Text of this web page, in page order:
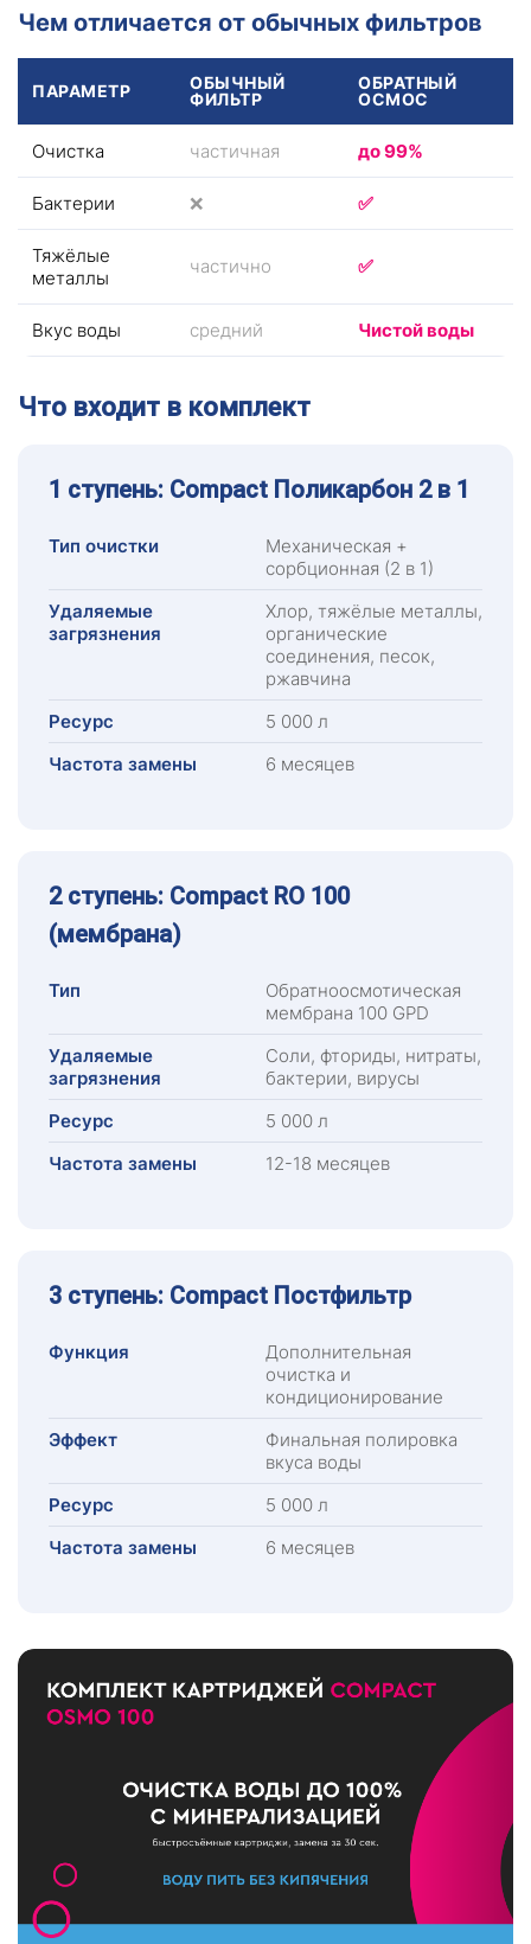
Чем отличается от обычных фильтров
ПАРАМЕТР
ОБЫЧНЫЙ
ФИЛЬТР
ОБРАТНЫЙ
ОСМОС
Очистка частичная до 99%
Бактерии ❌ ✅
Тяжёлые
металлы
частично ✅
Вкус воды средний Чистой воды
Что входит в комплект
1 ступень: Compact Поликарбон 2 в 1
Тип очистки
Механическая +
сорбционная (2 в 1)
Удаляемые
загрязнения
Хлор, тяжёлые металлы,
органические
соединения, песок,
ржавчина
Ресурс
5 000 л
Частота замены
6 месяцев
2 ступень: Compact RO 100
(мембрана)
Тип
Обратноосмотическая
мембрана 100 GPD
Удаляемые
загрязнения
Соли, фториды, нитраты,
бактерии, вирусы
Ресурс
5 000 л
Частота замены
12-18 месяцев
3 ступень: Compact Постфильтр
Функция
Дополнительная
очистка и
кондиционирование
Эффект
Финальная полировка
вкуса воды
Ресурс
5 000 л
Частота замены
6 месяцев